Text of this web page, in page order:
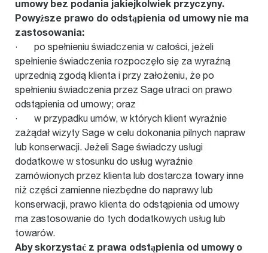
umowy bez podania jakiejkolwiek przyczyny.
Powyższe prawo do odstąpienia od umowy nie ma
zastosowania:
· po spełnieniu świadczenia w całości, jeżeli
spełnienie świadczenia rozpoczęło się za wyraźną
uprzednią zgodą klienta i przy założeniu, że po
spełnieniu świadczenia przez Sage utraci on prawo
odstąpienia od umowy; oraz
· w przypadku umów, w których klient wyraźnie
zażądał wizyty Sage w celu dokonania pilnych napraw
lub konserwacji. Jeżeli Sage świadczy usługi
dodatkowe w stosunku do usług wyraźnie
zamówionych przez klienta lub dostarcza towary inne
niż części zamienne niezbędne do naprawy lub
konserwacji, prawo klienta do odstąpienia od umowy
ma zastosowanie do tych dodatkowych usług lub
towarów.
Aby skorzystać z prawa odstąpienia od umowy o